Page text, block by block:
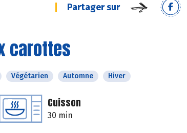
Partager sur
carottes
Végétarien Automne Hiver
Cuisson
30 min